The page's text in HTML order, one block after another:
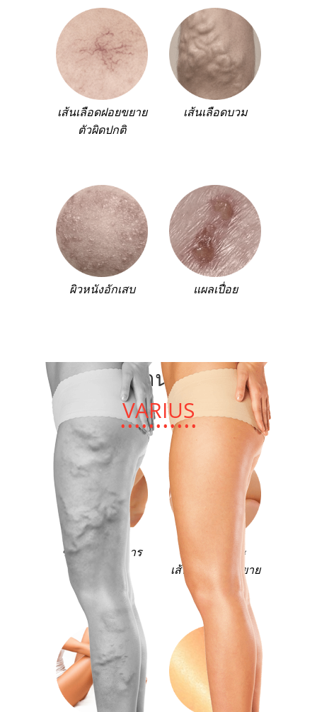
เส้นเลือดฝอยขยาย
ตัวผิดปกติ
เส้นเลือดบวม
ผิวหนังอักเสบ แผลเปื่อย
มันทำงานอย่างไร
VARIUS
ช่วยกำจัดอาการ
ช่วยลดภาวะ
เส้นเลือดฝอยขยาย
ตัวผิดปกติ